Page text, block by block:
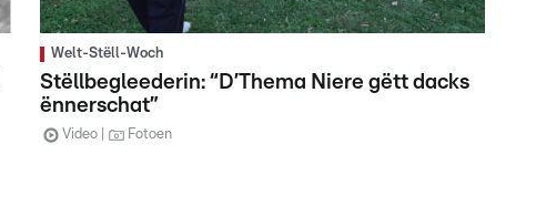
Welt-Stëll-Woch
Stëllbegleederin: “D’Thema Niere gëtt dacks
ënnerschat”
Video Fotoen